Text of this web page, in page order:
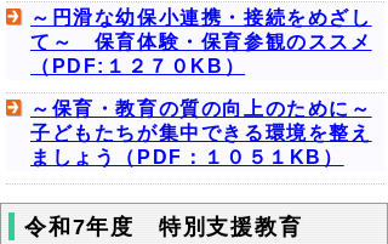
～円滑な幼保小連携・接続をめざし
て～ 保育体験・保育参観のススメ
（PDF:１２７０KB）
～保育・教育の質の向上のために～
子どもたちが集中できる環境を整え
ましょう（PDF：１０５１KB）
令和7年度 特別支援教育